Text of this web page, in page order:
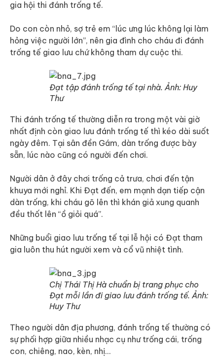
gia hội thi đánh trống tế.
Do con còn nhỏ, sợ trẻ em “lúc ưng lúc không lại làm
hỏng việc người lớn”, nên gia đình cho cháu đi đánh
trống tế giao lưu chứ không tham dự cuộc thi.
Đạt tập đánh trống tế tại nhà. Ảnh: Huy
Thư
Thi đánh trống tế thường diễn ra trong một vài giờ
nhất định còn giao lưu đánh trống tế thì kéo dài suốt
ngày đêm. Tại sân đền Gám, dàn trống được bày
sẵn, lúc nào cũng có người đến chơi.
Người dân ở đây chơi trống cả trưa, chơi đến tận
khuya mới nghỉ. Khi Đạt đến, em mạnh dạn tiếp cận
dàn trống, khi cháu gõ lên thì khán giả xung quanh
đều thốt lên “ồ giỏi quá”.
Những buổi giao lưu trống tế tại lễ hội có Đạt tham
gia luôn thu hút người xem và cổ vũ nhiệt tình.
Chị Thái Thị Hà chuẩn bị trang phục cho
Đạt mỗi lần đi giao lưu đánh trống tế. Ảnh:
Huy Thư
Theo người dân địa phương, đánh trống tế thường có
sự phối hợp giữa nhiều nhạc cụ như trống cái, trống
con, chiêng, nao, kèn, nhị…